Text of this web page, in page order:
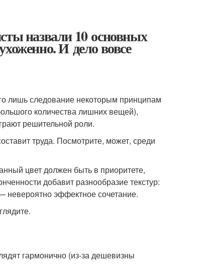
назвали 10 основных
И дело вовсе
лишь следование некоторым принципам
количества лишних вещей),
решительной роли.
труда. Посмотрите, может, среди
цвет должен быть в приоритете,
добавит разнообразие текстур:
невероятно эффектное сочетание.
гармонично (из-за дешевизны